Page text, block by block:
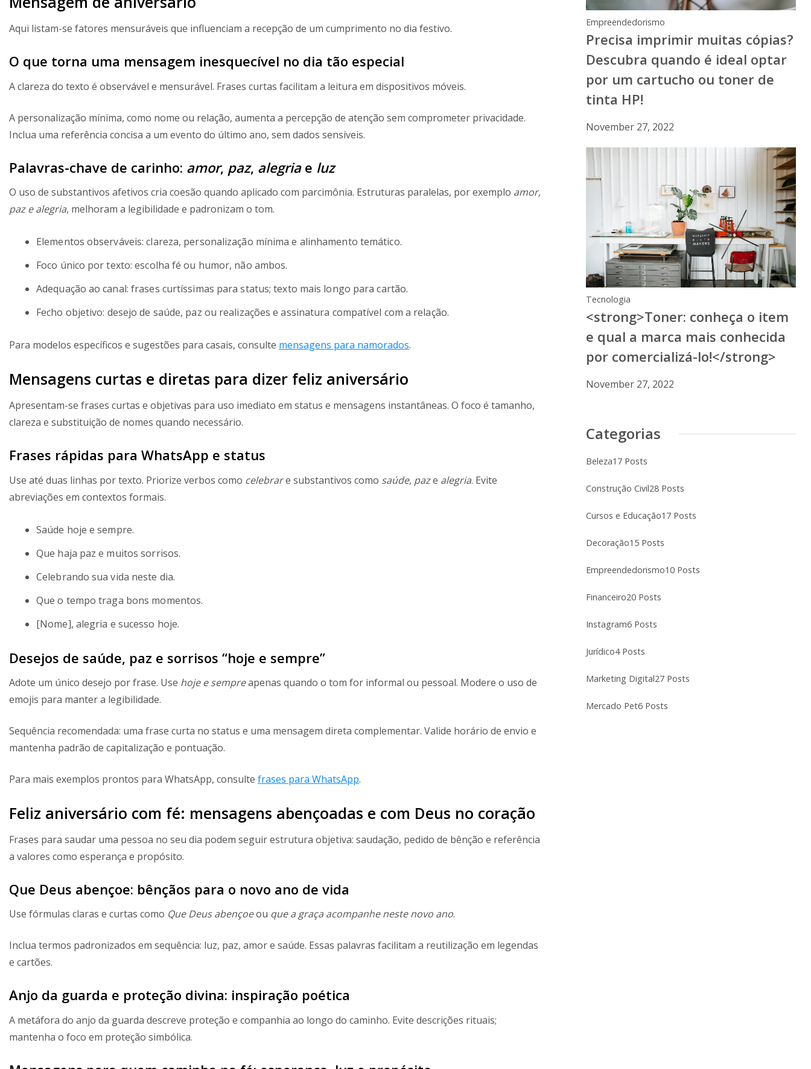
Aqui listam-se fatores mensuráveis que influenciam a recepção de um cumprimento no dia festivo.
O que torna uma mensagem inesquecível no dia tão especial
A clareza do texto é observável e mensurável. Frases curtas facilitam a leitura em dispositivos móveis.
A personalização mínima, como nome ou relação, aumenta a percepção de atenção sem comprometer privacidade.
Inclua uma referência concisa a um evento do último ano, sem dados sensíveis.
Palavras-chave de carinho: amor, paz, alegriae luz
O uso de substantivos afetivos cria coesão quando aplicado com parcimônia. Estruturas paralelas, por exemplo amor,
paz e alegria, melhoram a legibilidade e padronizam o tom.
Elementos observáveis: clareza, personalização mínima e alinhamento temático.
Foco único por texto: escolha fé ou humor, não ambos.
Adequação ao canal: frases curtíssimas para status; texto mais longo para cartão.
Fecho objetivo: desejo de saúde, paz ou realizações e assinatura compatível com a relação.
Para modelos específicos e sugestões para casais, consulte mensagens para namorados.
Mensagens curtas e diretas para dizer feliz aniversário
Apresentam-se frases curtas e objetivas para uso imediato em status e mensagens instantâneas. O foco é tamanho,
clareza e substituição de nomes quando necessário.
Frases rápidas para WhatsApp e status
Use até duas linhas por texto. Priorize verbos como celebrare substantivos como saúde, paze alegria. Evite
abreviações em contextos formais.
Saúde hoje e sempre.
Que haja paz e muitos sorrisos.
Celebrando sua vida neste dia.
Que o tempo traga bons momentos.
[Nome], alegria e sucesso hoje.
Desejos de saúde, paz e sorrisos “hoje e sempre”
Adote um único desejo por frase. Use hoje e sempreapenas quando o tom for informal ou pessoal. Modere o uso de
emojis para manter a legibilidade.
Sequência recomendada: uma frase curta no status e uma mensagem direta complementar. Valide horário de envio e
mantenha padrão de capitalização e pontuação.
Para mais exemplos prontos para WhatsApp, consulte frases para WhatsApp.
Feliz aniversário com fé: mensagens abençoadas e com Deus no coração
Frases para saudar uma pessoa no seu dia podem seguir estrutura objetiva: saudação, pedido de bênção e referência
a valores como esperança e propósito.
Que Deus abençoe: bênçãos para o novo ano de vida
Use fórmulas claras e curtas como Que Deus abençoeou que a graça acompanhe neste novo ano.
Inclua termos padronizados em sequência: luz, paz, amor e saúde. Essas palavras facilitam a reutilização em legendas
e cartões.
Anjo da guarda e proteção divina: inspiração poética
A metáfora do anjo da guarda descreve proteção e companhia ao longo do caminho. Evite descrições rituais;
mantenha o foco em proteção simbólica.
Empreendedorismo
Precisa imprimir muitas cópias?
Descubra quando é ideal optar
por um cartucho ou toner de
tinta HP!
November 27, 2022
Tecnologia
<strong>Toner: conheça o item
e qual a marca mais conhecida
por comercializá-lo!</strong>
November 27, 2022
Categorias
Beleza17 Posts
Construção Civil28 Posts
Cursos e Educação17 Posts
Decoração15 Posts
Empreendedorismo10 Posts
Financeiro20 Posts
Instagram6 Posts
Jurídico4 Posts
Marketing Digital27 Posts
Mercado Pet6 Posts